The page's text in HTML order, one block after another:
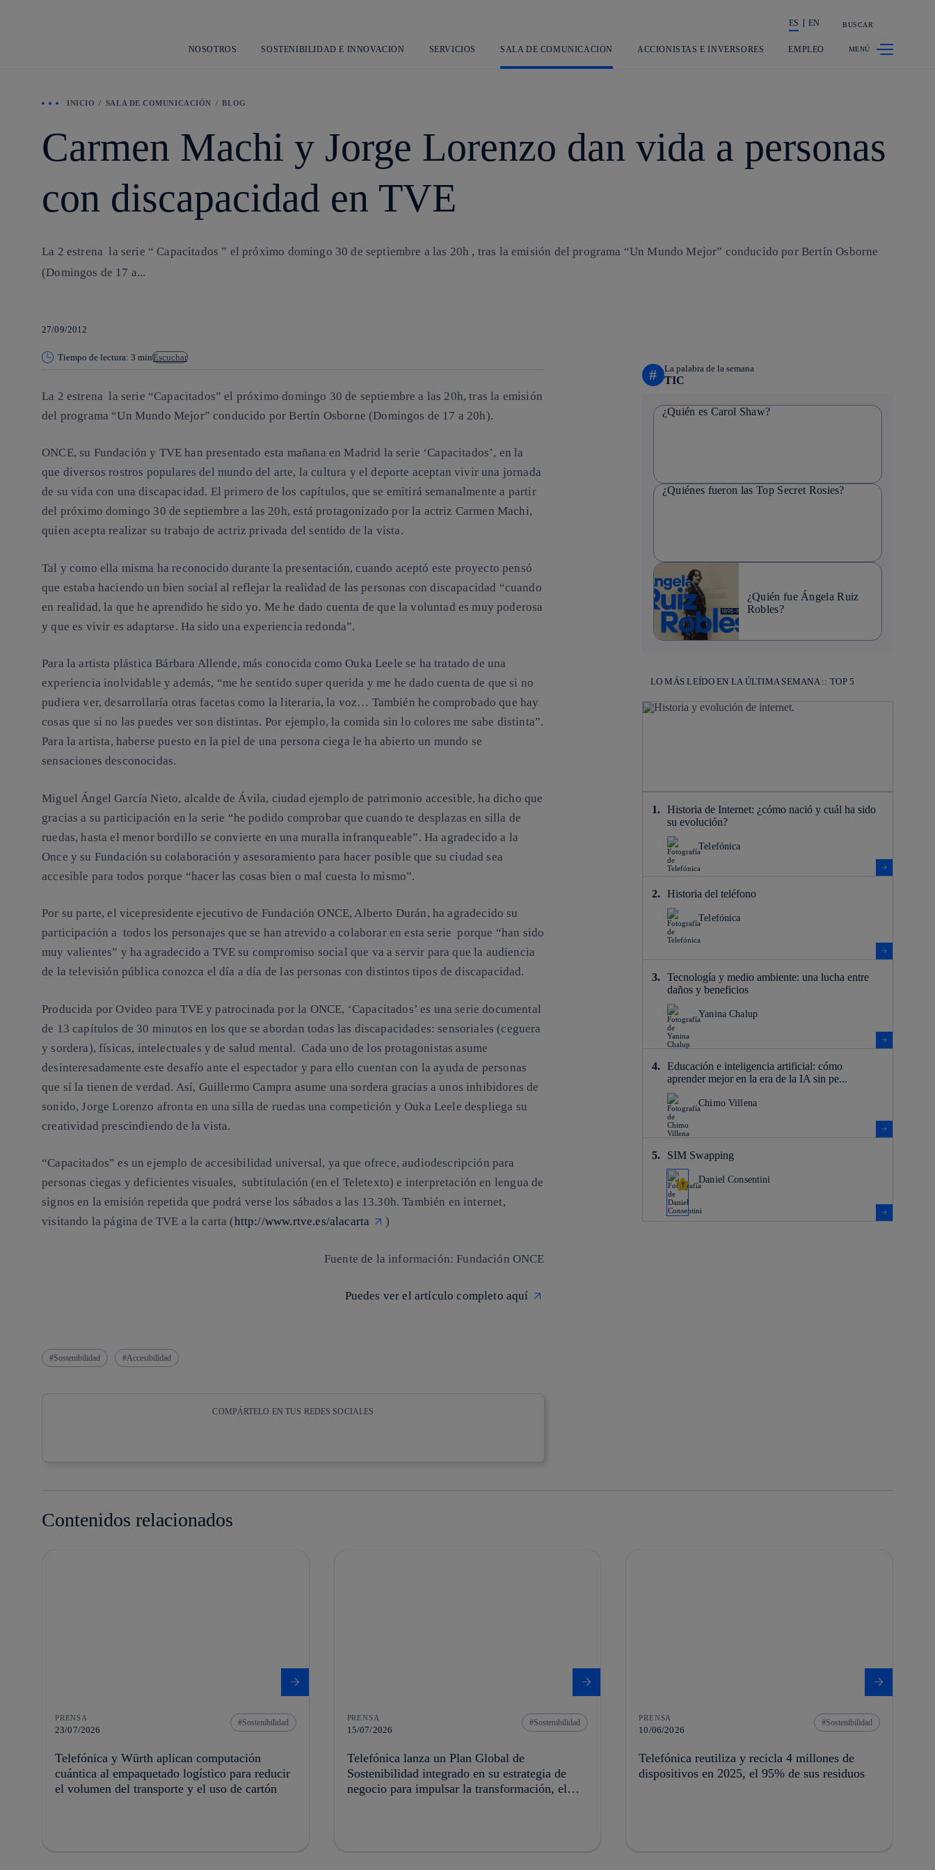
principal
La acción en accionistas e inversores
ES EN BUSCAR
NOSOTROS SOSTENIBILIDAD E INNOVACIÓN SERVICIOS SALA DE COMUNICACIÓN ACCIONISTAS E INVERSORES EMPLEO
INICIO SALA DE COMUNICACIÓN BLOG
Carmen Machi y Jorge Lorenzo dan vida a personas
con discapacidad en TVE
La 2 estrena la serie “ Capacitados ” el próximo domingo 30 de septiembre a las 20h , tras la emisión del programa “Un Mundo Mejor” conducido por Bertín Osborne
(Domingos de 17 a...
27/09/2012
Tiempo de lectura: 3 minEscuchar
La 2 estrena la serie “Capacitados” el próximo domingo 30 de septiembre a las 20h, tras la emisión
del programa “Un Mundo Mejor” conducido por Bertín Osborne (Domingos de 17 a 20h).
ONCE, su Fundación y TVE han presentado esta mañana en Madrid la serie ‘Capacitados’, en la
que diversos rostros populares del mundo del arte, la cultura y el deporte aceptan vivir una jornada
de su vida con una discapacidad. El primero de los capítulos, que se emitirá semanalmente a partir
del próximo domingo 30 de septiembre a las 20h, está protagonizado por la actriz Carmen Machi,
quien acepta realizar su trabajo de actriz privada del sentido de la vista.
Tal y como ella misma ha reconocido durante la presentación, cuando aceptó este proyecto pensó
que estaba haciendo un bien social al reflejar la realidad de las personas con discapacidad “cuando
en realidad, la que he aprendido he sido yo. Me he dado cuenta de que la voluntad es muy poderosa
y que es vivir es adaptarse. Ha sido una experiencia redonda”.
Para la artista plástica Bárbara Allende, más conocida como Ouka Leelese ha tratado de una
experiencia inolvidable y además, “me he sentido super querida y me he dado cuenta de que si no
pudiera ver, desarrollaría otras facetas como la literaria, la voz… También he comprobado que hay
cosas que si no las puedes ver son distintas. Por ejemplo, la comida sin lo colores me sabe distinta”.
Para la artista, haberse puesto en la piel de una persona ciega le ha abierto un mundo se
sensaciones desconocidas.
Miguel Ángel García Nieto, alcalde de Ávila, ciudad ejemplo de patrimonio accesible, ha dicho que
gracias a su participación en la serie “he podido comprobar que cuando te desplazas en silla de
ruedas, hasta el menor bordillo se convierte en una muralla infranqueable”. Ha agradecido a la
Once y su Fundación su colaboración y asesoramiento para hacer posible que su ciudad sea
accesible para todos porque “hacer las cosas bien o mal cuesta lo mismo”.
Por su parte, el vicepresidente ejecutivo de Fundación ONCE, Alberto Durán, ha agradecido su
participación a todos los personajes que se han atrevido a colaborar en esta serie porque “han sido
muy valientes” y ha agradecido a TVE su compromiso social que va a servir para que la audiencia
de la televisión pública conozca el día a día de las personas con distintos tipos de discapacidad.
Producida por Ovideo para TVE y patrocinada por la ONCE, ‘Capacitados’ es unaserie documental
de 13 capítulos de 30 minutos en los que se abordan todas las discapacidades: sensoriales (ceguera
y sordera), físicas, intelectuales y de salud mental. Cada uno de los protagonistas asume
desinteresadamente este desafío ante el espectador y para ello cuentan con la ayuda de personas
que sí la tienen de verdad. Así, Guillermo Campra asume una sordera gracias a unos inhibidores de
sonido, Jorge Lorenzo afronta en una silla de ruedas una competición y Ouka Leele despliega su
creatividad prescindiendo de la vista.
“Capacitados” es unejemplo de accesibilidad universal, ya que ofrece,audiodescripción para
personas ciegas y deficientes visuales, subtitulación (en el Teletexto) e interpretación en lengua de
signos en laemisión repetida que podrá verse los sábados a las 13.30h. También en internet,
visitando la página de TVE a la carta (http://www.rtve.es/alacarta )
Fuente de la información:Fundación ONCE
Puedes ver el artículo completo aquí
Sostenibilidad Accesibilidad
COMPÁRTELO EN TUS REDES SOCIALES
# La palabra de la semana
TIC
¿Quién es Carol Shaw?
¿Quiénes fueron las Top Secret Rosies?
¿Quién fue Ángela Ruiz
Robles?
LO MÁS LEÍDO EN LA ÚLTIMA SEMANA :: TOP 5
Historia de Internet: ¿cómo nació y cuál ha sido
su evolución?
Telefónica
Historia del teléfono
Telefónica
Tecnología y medio ambiente: una lucha entre
daños y beneficios
Yanina Chalup
Educación e inteligencia artificial: cómo
aprender mejor en la era de la IA sin pe...
Chimo Villena
SIM Swapping
Daniel Consentini
Contenidos relacionados
PRENSA
23/07/2026
Sostenibilidad
Telefónica y Würth aplican computación
cuántica al empaquetado logístico para reducir
el volumen del transporte y el uso de cartón
PRENSA
15/07/2026
Sostenibilidad
Telefónica lanza un Plan Global de
Sostenibilidad integrado en su estrategia de
negocio para impulsar la transformación, el
PRENSA
10/06/2026
Sostenibilidad
Telefónica reutiliza y recicla 4 millones de
dispositivos en 2025, el 95% de sus residuos